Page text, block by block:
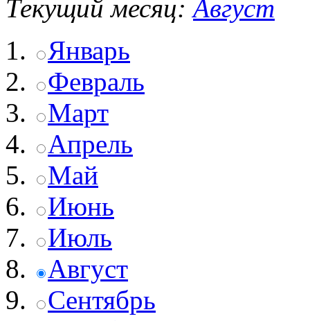
Текущий месяц: Август
Январь
Февраль
Март
Апрель
Май
Июнь
Июль
Август
Сентябрь